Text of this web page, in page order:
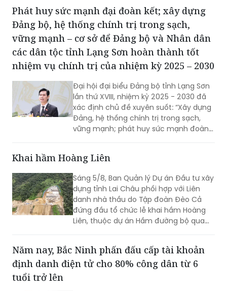
Phát huy sức mạnh đại đoàn kết; xây dựng
Đảng bộ, hệ thống chính trị trong sạch,
vững mạnh – cơ sở để Đảng bộ và Nhân dân
các dân tộc tỉnh Lạng Sơn hoàn thành tốt
nhiệm vụ chính trị của nhiệm kỳ 2025 – 2030
Đại hội đại biểu Đảng bộ tỉnh Lạng Sơn
lần thứ XVIII, nhiệm kỳ 2025 - 2030 đã
xác định chủ đề xuyên suốt: “Xây dựng
Đảng, hệ thống chính trị trong sạch,
vững mạnh; phát huy sức mạnh đoàn
Lạng Sơn trở thành một cực tăng
trưởng của vùng Trung du và miền núi
Bắc Bộ”. Đây không chỉ là việc tổng kết
thực tiễn một cách toàn diện từ nhiệm
kỳ 2020 - 2025, mà còn thể hiện rõ
tầm nhìn, bản lĩnh và quyết tâm chính
trị của Đảng bộ tỉnh trong giai đoạn
Khai hầm Hoàng Liên
Sáng 5/8, Ban Quản lý Dự án Đầu tư xây
dựng tỉnh Lai Châu phối hợp với Liên
danh nhà thầu do Tập đoàn Đèo Cả
đứng đầu tổ chức lễ khai hầm Hoàng
Liên, thuộc dự án Hầm đường bộ qua
Năm nay, Bắc Ninh phấn đấu cấp tài khoản
định danh điện tử cho 80% công dân từ 6
tuổi trở lên